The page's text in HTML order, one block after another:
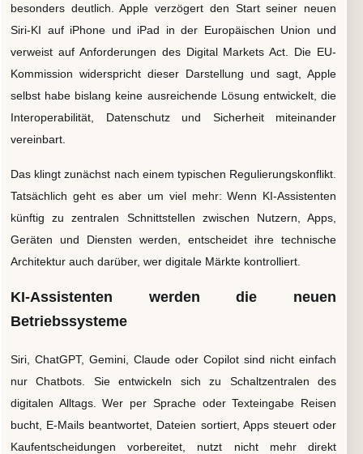
besonders deutlich. Apple verzögert den Start seiner neuen
Siri-KI auf iPhone und iPad in der Europäischen Union und
verweist auf Anforderungen des Digital Markets Act. Die EU-
Kommission widerspricht dieser Darstellung und sagt, Apple
selbst habe bislang keine ausreichende Lösung entwickelt, die
Interoperabilität, Datenschutz und Sicherheit miteinander
vereinbart.
Das klingt zunächst nach einem typischen Regulierungskonflikt.
Tatsächlich geht es aber um viel mehr: Wenn KI-Assistenten
künftig zu zentralen Schnittstellen zwischen Nutzern, Apps,
Geräten und Diensten werden, entscheidet ihre technische
Architektur auch darüber, wer digitale Märkte kontrolliert.
KI-Assistenten werden die neuen
Betriebssysteme
Siri, ChatGPT, Gemini, Claude oder Copilot sind nicht einfach
nur Chatbots. Sie entwickeln sich zu Schaltzentralen des
digitalen Alltags. Wer per Sprache oder Texteingabe Reisen
bucht, E-Mails beantwortet, Dateien sortiert, Apps steuert oder
Kaufentscheidungen vorbereitet, nutzt nicht mehr direkt